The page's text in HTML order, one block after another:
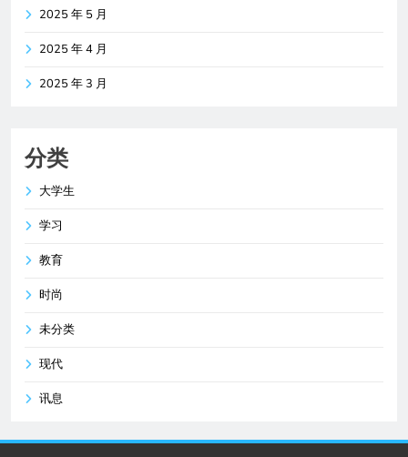
2025 年 5 月
2025 年 4 月
2025 年 3 月
分类
大学生
学习
教育
时尚
未分类
现代
讯息